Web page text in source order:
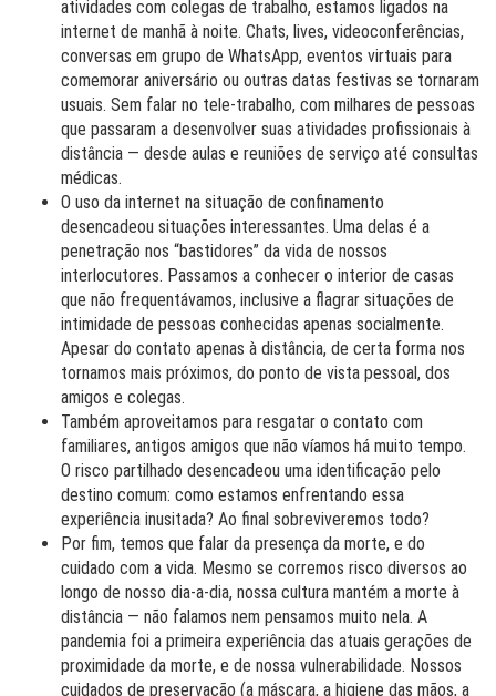
atividades com colegas de trabalho, estamos ligados na
internet de manhã à noite. Chats, lives, videoconferências,
conversas em grupo de WhatsApp, eventos virtuais para
comemorar aniversário ou outras datas festivas se tornaram
usuais. Sem falar no tele-trabalho, com milhares de pessoas
que passaram a desenvolver suas atividades profissionais à
distância — desde aulas e reuniões de serviço até consultas
médicas.
O uso da internet na situação de confinamento
desencadeou situações interessantes. Uma delas é a
penetração nos “bastidores” da vida de nossos
interlocutores. Passamos a conhecer o interior de casas
que não frequentávamos, inclusive a flagrar situações de
intimidade de pessoas conhecidas apenas socialmente.
Apesar do contato apenas à distância, de certa forma nos
tornamos mais próximos, do ponto de vista pessoal, dos
amigos e colegas.
Também aproveitamos para resgatar o contato com
familiares, antigos amigos que não víamos há muito tempo.
O risco partilhado desencadeou uma identificação pelo
destino comum: como estamos enfrentando essa
experiência inusitada? Ao final sobreviveremos todo?
Por fim, temos que falar da presença da morte, e do
cuidado com a vida. Mesmo se corremos risco diversos ao
longo de nosso dia-a-dia, nossa cultura mantém a morte à
distância — não falamos nem pensamos muito nela. A
pandemia foi a primeira experiência das atuais gerações de
proximidade da morte, e de nossa vulnerabilidade. Nossos
cuidados de preservação (a máscara, a higiene das mãos, a